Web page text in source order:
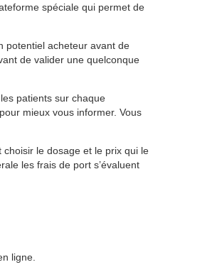
spéciale qui permet de
potentiel acheteur avant de
de valider une quelconque
patients sur chaque
mieux vous informer. Vous
le dosage et le prix qui le
les frais de port s’évaluent
ligne.